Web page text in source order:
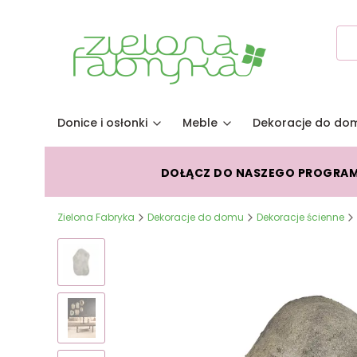
Donice i osłonki Meble Dekoracje do
DOŁĄCZ DO NASZEGO
Zielona Fabryka Dekoracje do domu Dekoracje ścienne